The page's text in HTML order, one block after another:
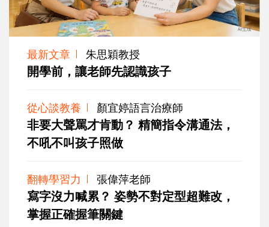
最新文章 朱思穎教授
開學前，讓老師先認識孩子
從心談教養 顏宜婷語言治療師
非要大聲罵才肯動？ 精簡指令溝通法，
不吼不叫孩子照做
翻轉學習力 張偉萍老師
寫字沒力喊累？ 姿勢不對定型超難改，
掌握正確握筆關鍵